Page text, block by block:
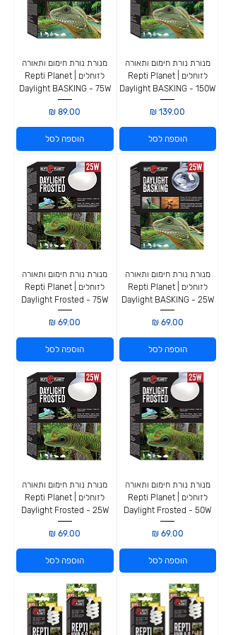
מנורת נורת חימום ותאורה
לזוחלים | Repti Planet
Daylight BASKING - 150W
מחיר
הוספה לסל
מנורת נורת חימום ותאורה
לזוחלים | Repti Planet
Daylight BASKING - 75W
מחיר
הוספה לסל
מנורת נורת חימום ותאורה
לזוחלים | Repti Planet
Daylight BASKING - 25W
מחיר
הוספה לסל
מנורת נורת חימום ותאורה
לזוחלים | Repti Planet
Daylight Frosted - 75W
מחיר
הוספה לסל
מנורת נורת חימום ותאורה
לזוחלים | Repti Planet
Daylight Frosted - 50W
מחיר
הוספה לסל
מנורת נורת חימום ותאורה
לזוחלים | Repti Planet
Daylight Frosted - 25W
מחיר
הוספה לסל